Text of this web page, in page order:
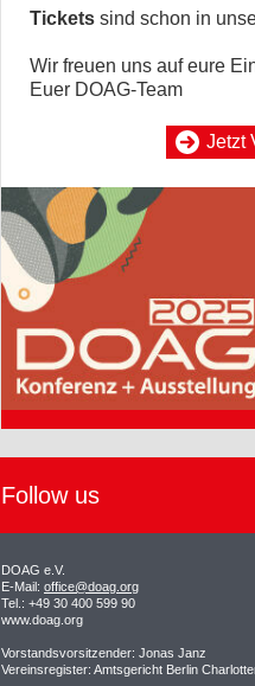
Tickets sind schon in
Wir freuen uns auf eure
Euer DOAG-Team
Jetzt
Follow us
DOAG e.V.
E-Mail: office@doag.org
Tel.: +49 30 400 599 90
www.doag.org
Vorstandsvorsitzender: Jonas Janz
Vereinsregister: Amtsgericht Berlin